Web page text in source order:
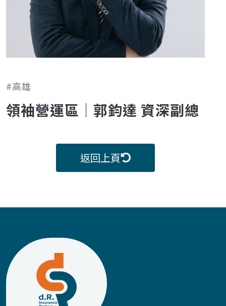
#高雄
領袖營運區｜郭鈞達 資深副總
返回上頁